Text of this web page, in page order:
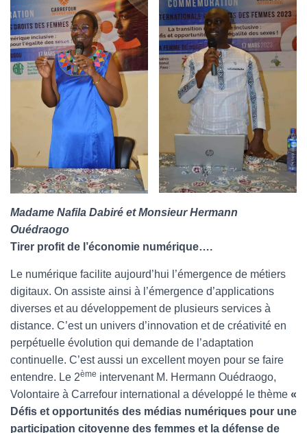
Madame Nafila Dabiré et Monsieur Hermann
Ouédraogo
Tirer profit de l’économie numérique….
Le numérique facilite aujourd’hui l’émergence de métiers
digitaux. On assiste ainsi à l’émergence d’applications
diverses et au développement de plusieurs services à
distance. C’est un univers d’innovation et de créativité en
perpétuelle évolution qui demande de l’adaptation
continuelle. C’est aussi un excellent moyen pour se faire
entendre. Le 2ème intervenant M. Hermann Ouédraogo,
Volontaire à Carrefour international a développé le thème «
Défis et opportunités des médias numériques pour une
participation citoyenne des femmes et la défense de